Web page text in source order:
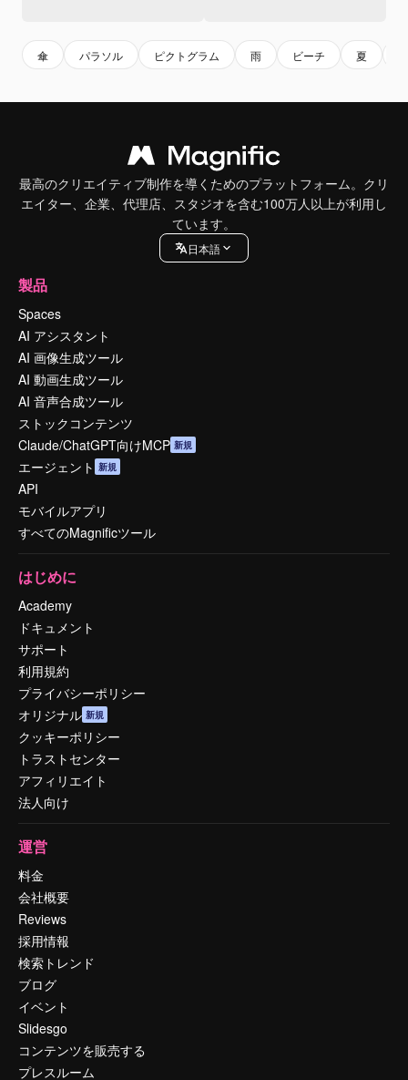
傘 パラソル ピクトグラム 雨 ビーチ 夏
最高のクリエイティブ制作を導くためのプラットフォーム。クリ
エイター、企業、代理店、スタジオを含む100万人以上が利用し
ています。
日本語
製品
Spaces
AI アシスタント
AI 画像生成ツール
AI 動画生成ツール
AI 音声合成ツール
ストックコンテンツ
Claude/ChatGPT向けMCP 新規
エージェント 新規
API
モバイルアプリ
すべてのMagnificツール
はじめに
Academy
ドキュメント
サポート
利用規約
プライバシーポリシー
オリジナル 新規
クッキーポリシー
トラストセンター
アフィリエイト
法人向け
運営
料金
会社概要
Reviews
採用情報
検索トレンド
ブログ
イベント
Slidesgo
コンテンツを販売する
プレスルーム